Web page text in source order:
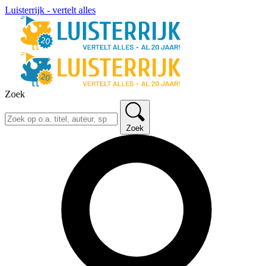
Luisterrijk - vertelt alles
Zoek
Zoek